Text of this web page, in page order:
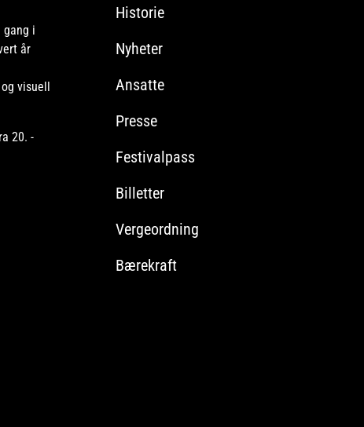
gang i
år
visuell
20. -
Historie
Nyheter
Ansatte
Presse
Festivalpass
Billetter
Vergeordning
Bærekraft